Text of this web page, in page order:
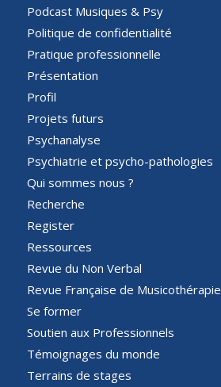
Podcast Musiques & Psy
Politique de confidentialité
Pratique professionnelle
Présentation
Profil
Projets futurs
Psychanalyse
Psychiatrie et psycho-pathologies
Qui sommes nous ?
Recherche
Register
Ressources
Revue du Non Verbal
Revue Française de Musicothérapie
Se former
Soutien aux Professionnels
Témoignages du monde
Terrains de stages